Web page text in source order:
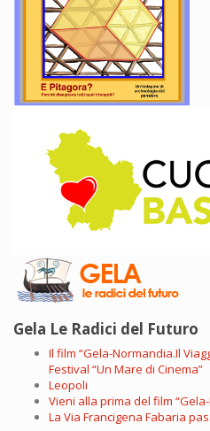
Gela Le Radici del Futuro
Il film “Gela-Normandia.Il
Festival “Un Mare di Cinema”
Leopoli
Vieni alla prima del film
La Via Francigena Fabaria